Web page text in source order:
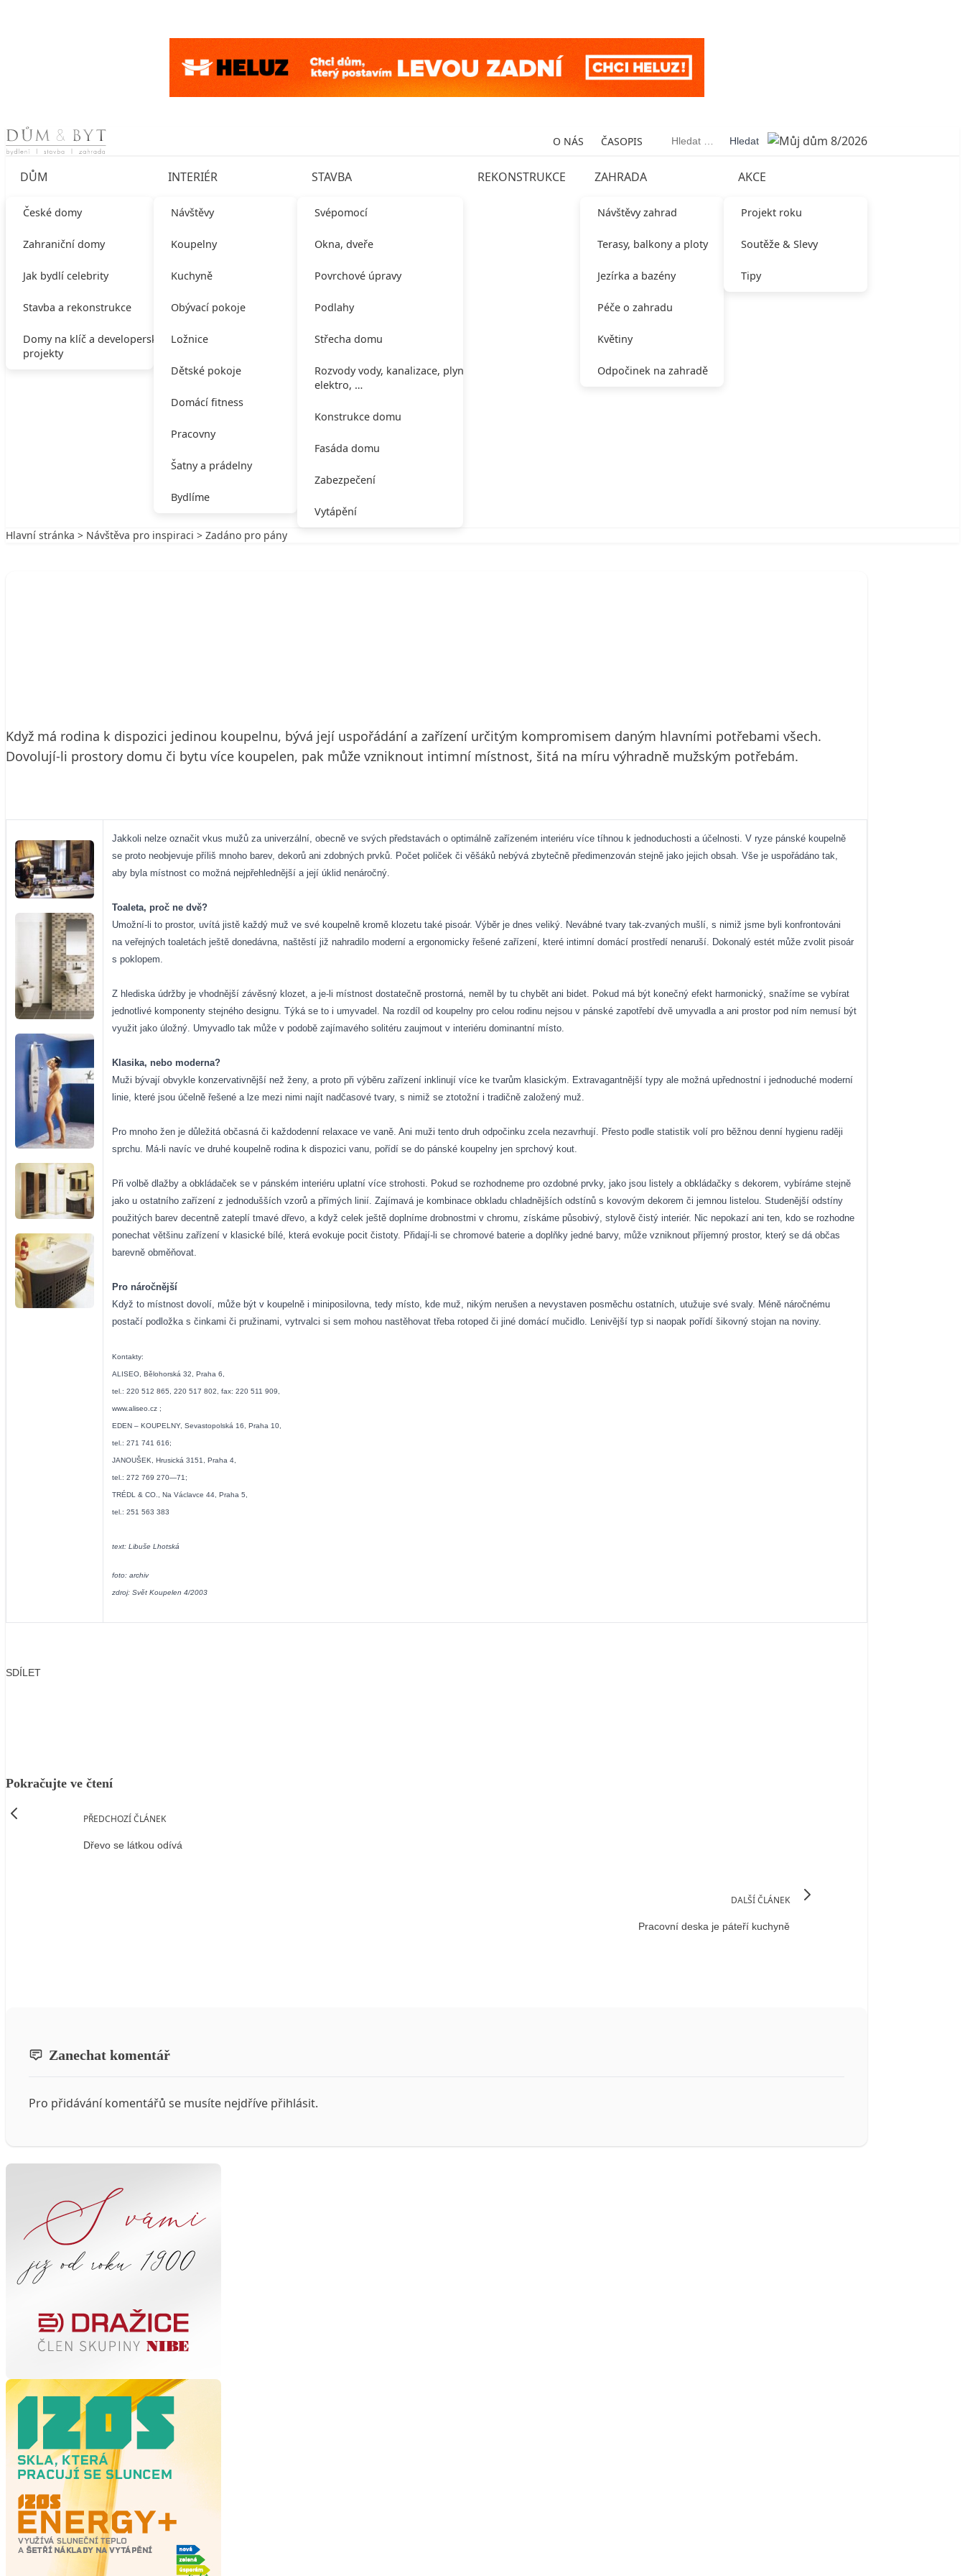
Skip to content O NÁS ČASOPIS Vyhledávání
DŮM
České domy
Zahraniční domy
Jak bydlí celebrity
Stavba a rekonstrukce
Domy na klíč a developerské
projekty
INTERIÉR
Návštěvy
Koupelny
Kuchyně
Obývací pokoje
Ložnice
Dětské pokoje
Domácí fitness
Pracovny
Šatny a prádelny
Bydlíme
STAVBA
Svépomocí
Okna, dveře
Povrchové úpravy
Podlahy
Střecha domu
Rozvody vody, kanalizace, plynu,
elektro, …
Konstrukce domu
Fasáda domu
Zabezpečení
Vytápění
REKONSTRUKCE ZAHRADA
Návštěvy zahrad
Terasy, balkony a ploty
Jezírka a bazény
Péče o zahradu
Květiny
Odpočinek na zahradě
AKCE
Projekt roku
Soutěže & Slevy
Tipy
Hlavní stránka > Návštěva pro inspiraci > Zadáno pro pány
Když má rodina k dispozici jedinou koupelnu, bývá její uspořádání a zařízení určitým kompromisem daným hlavními potřebami všech.
Dovolují-li prostory domu či bytu více koupelen, pak může vzniknout intimní místnost, šitá na míru výhradně mužským potřebám.
Jakkoli nelze označit vkus mužů za univerzální, obecně ve svých představách o optimálně zařízeném interiéru více tíhnou k jednoduchosti a účelnosti. V ryze pánské koupelně
se proto neobjevuje příliš mnoho barev, dekorů ani zdobných prvků. Počet poliček či věšáků nebývá zbytečně předimenzován stejně jako jejich obsah. Vše je uspořádáno tak,
aby byla místnost co možná nejpřehlednější a její úklid nenáročný.
Toaleta, proč ne dvě?
Umožní-li to prostor, uvítá jistě každý muž ve své koupelně kromě klozetu také pisoár. Výběr je dnes veliký. Nevábné tvary tak-zvaných mušlí, s nimiž jsme byli konfrontováni
na veřejných toaletách ještě donedávna, naštěstí již nahradilo moderní a ergonomicky řešené zařízení, které intimní domácí prostředí nenaruší. Dokonalý estét může zvolit pisoár
s poklopem.
Z hlediska údržby je vhodnější závěsný klozet, a je-li místnost dostatečně prostorná, neměl by tu chybět ani bidet. Pokud má být konečný efekt harmonický, snažíme se vybírat
jednotlivé komponenty stejného designu. Týká se to i umyvadel. Na rozdíl od koupelny pro celou rodinu nejsou v pánské zapotřebí dvě umyvadla a ani prostor pod ním nemusí být
využit jako úložný. Umyvadlo tak může v podobě zajímavého solitéru zaujmout v interiéru dominantní místo.
Klasika, nebo moderna?
Muži bývají obvykle konzervativnější než ženy, a proto při výběru zařízení inklinují více ke tvarům klasickým. Extravagantnější typy ale možná upřednostní i jednoduché moderní
linie, které jsou účelně řešené a lze mezi nimi najít nadčasové tvary, s nimiž se ztotožní i tradičně založený muž.
Pro mnoho žen je důležitá občasná či každodenní relaxace ve vaně. Ani muži tento druh odpočinku zcela nezavrhují. Přesto podle statistik volí pro běžnou denní hygienu raději
sprchu. Má-li navíc ve druhé koupelně rodina k dispozici vanu, pořídí se do pánské koupelny jen sprchový kout.
Při volbě dlažby a obkládaček se v pánském interiéru uplatní více strohosti. Pokud se rozhodneme pro ozdobné prvky, jako jsou listely a obkládačky s dekorem, vybíráme stejně
jako u ostatního zařízení z jednodušších vzorů a přímých linií. Zajímavá je kombinace obkladu chladnějších odstínů s kovovým dekorem či jemnou listelou. Studenější odstíny
použitých barev decentně zateplí tmavé dřevo, a když celek ještě doplníme drobnostmi v chromu, získáme působivý, stylově čistý interiér. Nic nepokazí ani ten, kdo se rozhodne
ponechat většinu zařízení v klasické bílé, která evokuje pocit čistoty. Přidají-li se chromové baterie a doplňky jedné barvy, může vzniknout příjemný prostor, který se dá občas
barevně obměňovat.
Pro náročnější
Když to místnost dovolí, může být v koupelně i miniposilovna, tedy místo, kde muž, nikým nerušen a nevystaven posměchu ostatních, utužuje své svaly. Méně náročnému
postačí podložka s činkami či pružinami, vytrvalci si sem mohou nastěhovat třeba rotoped či jiné domácí mučidlo. Lenivější typ si naopak pořídí šikovný stojan na noviny.
Kontakty:
ALISEO, Bělohorská 32, Praha 6,
tel.: 220 512 865, 220 517 802, fax: 220 511 909,
www.aliseo.cz ;
EDEN – KOUPELNY, Sevastopolská 16, Praha 10,
tel.: 271 741 616;
JANOUŠEK, Hrusická 3151, Praha 4,
tel.: 272 769 270—71;
TRÉDL & CO., Na Václavce 44, Praha 5,
tel.: 251 563 383
text: Libuše Lhotská
foto: archiv
zdroj: Svět Koupelen 4/2003
SDÍLET
Pokračujte ve čtení
PŘEDCHOZÍ ČLÁNEK
Dřevo se látkou odívá
DALŠÍ ČLÁNEK
Pracovní deska je páteří kuchyně
Zanechat komentář
Pro přidávání komentářů se musíte nejdříve přihlásit.